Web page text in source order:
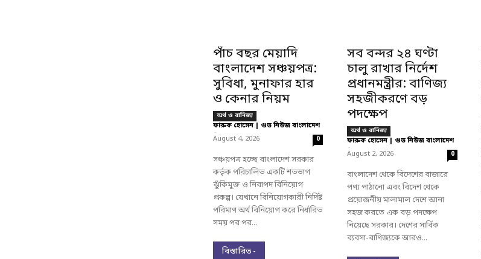
পাঁচ বছর মেয়াদি
বাংলাদেশ সঞ্চয়পত্র:
সুবিধা, মুনাফার হার
ও কেনার নিয়ম
অর্থ ও বানিজ্য
ফারুক হোসেন | গুড নিউজ বাংলাদেশ
-
August 4, 2026 0
সঞ্চয়পত্র হচ্ছে বাংলাদেশ সরকার
কর্তৃক পরিচালিত একটি শতভাগ
ঝুঁকিমুক্ত ও নিরাপদ বিনিয়োগ
প্রকল্প। যেখানে বিনিয়োগকারী নির্দিষ্ট
পরিমাণ অর্থ বিনিয়োগ করে নির্ধারিত
সময় পর পর...
বিস্তারিত -
সব বন্দর ২৪ ঘণ্টা
চালু রাখার নির্দেশ
প্রধানমন্ত্রীর: বাণিজ্য
সহজীকরণে বড়
পদক্ষেপ
অর্থ ও বানিজ্য
ফারুক হোসেন | গুড নিউজ বাংলাদেশ
-
August 2, 2026 0
বাংলাদেশ থেকে বিদেশের বাজারে
পণ্য পাঠানো এবং বিদেশ থেকে
প্রয়োজনীয় মালামাল দেশে আনা
সহজ করতে এক বড় পদক্ষেপ
নিয়েছে সরকার। দেশের সার্বিক
ব্যবসা-বাণিজ্যকে আরও...